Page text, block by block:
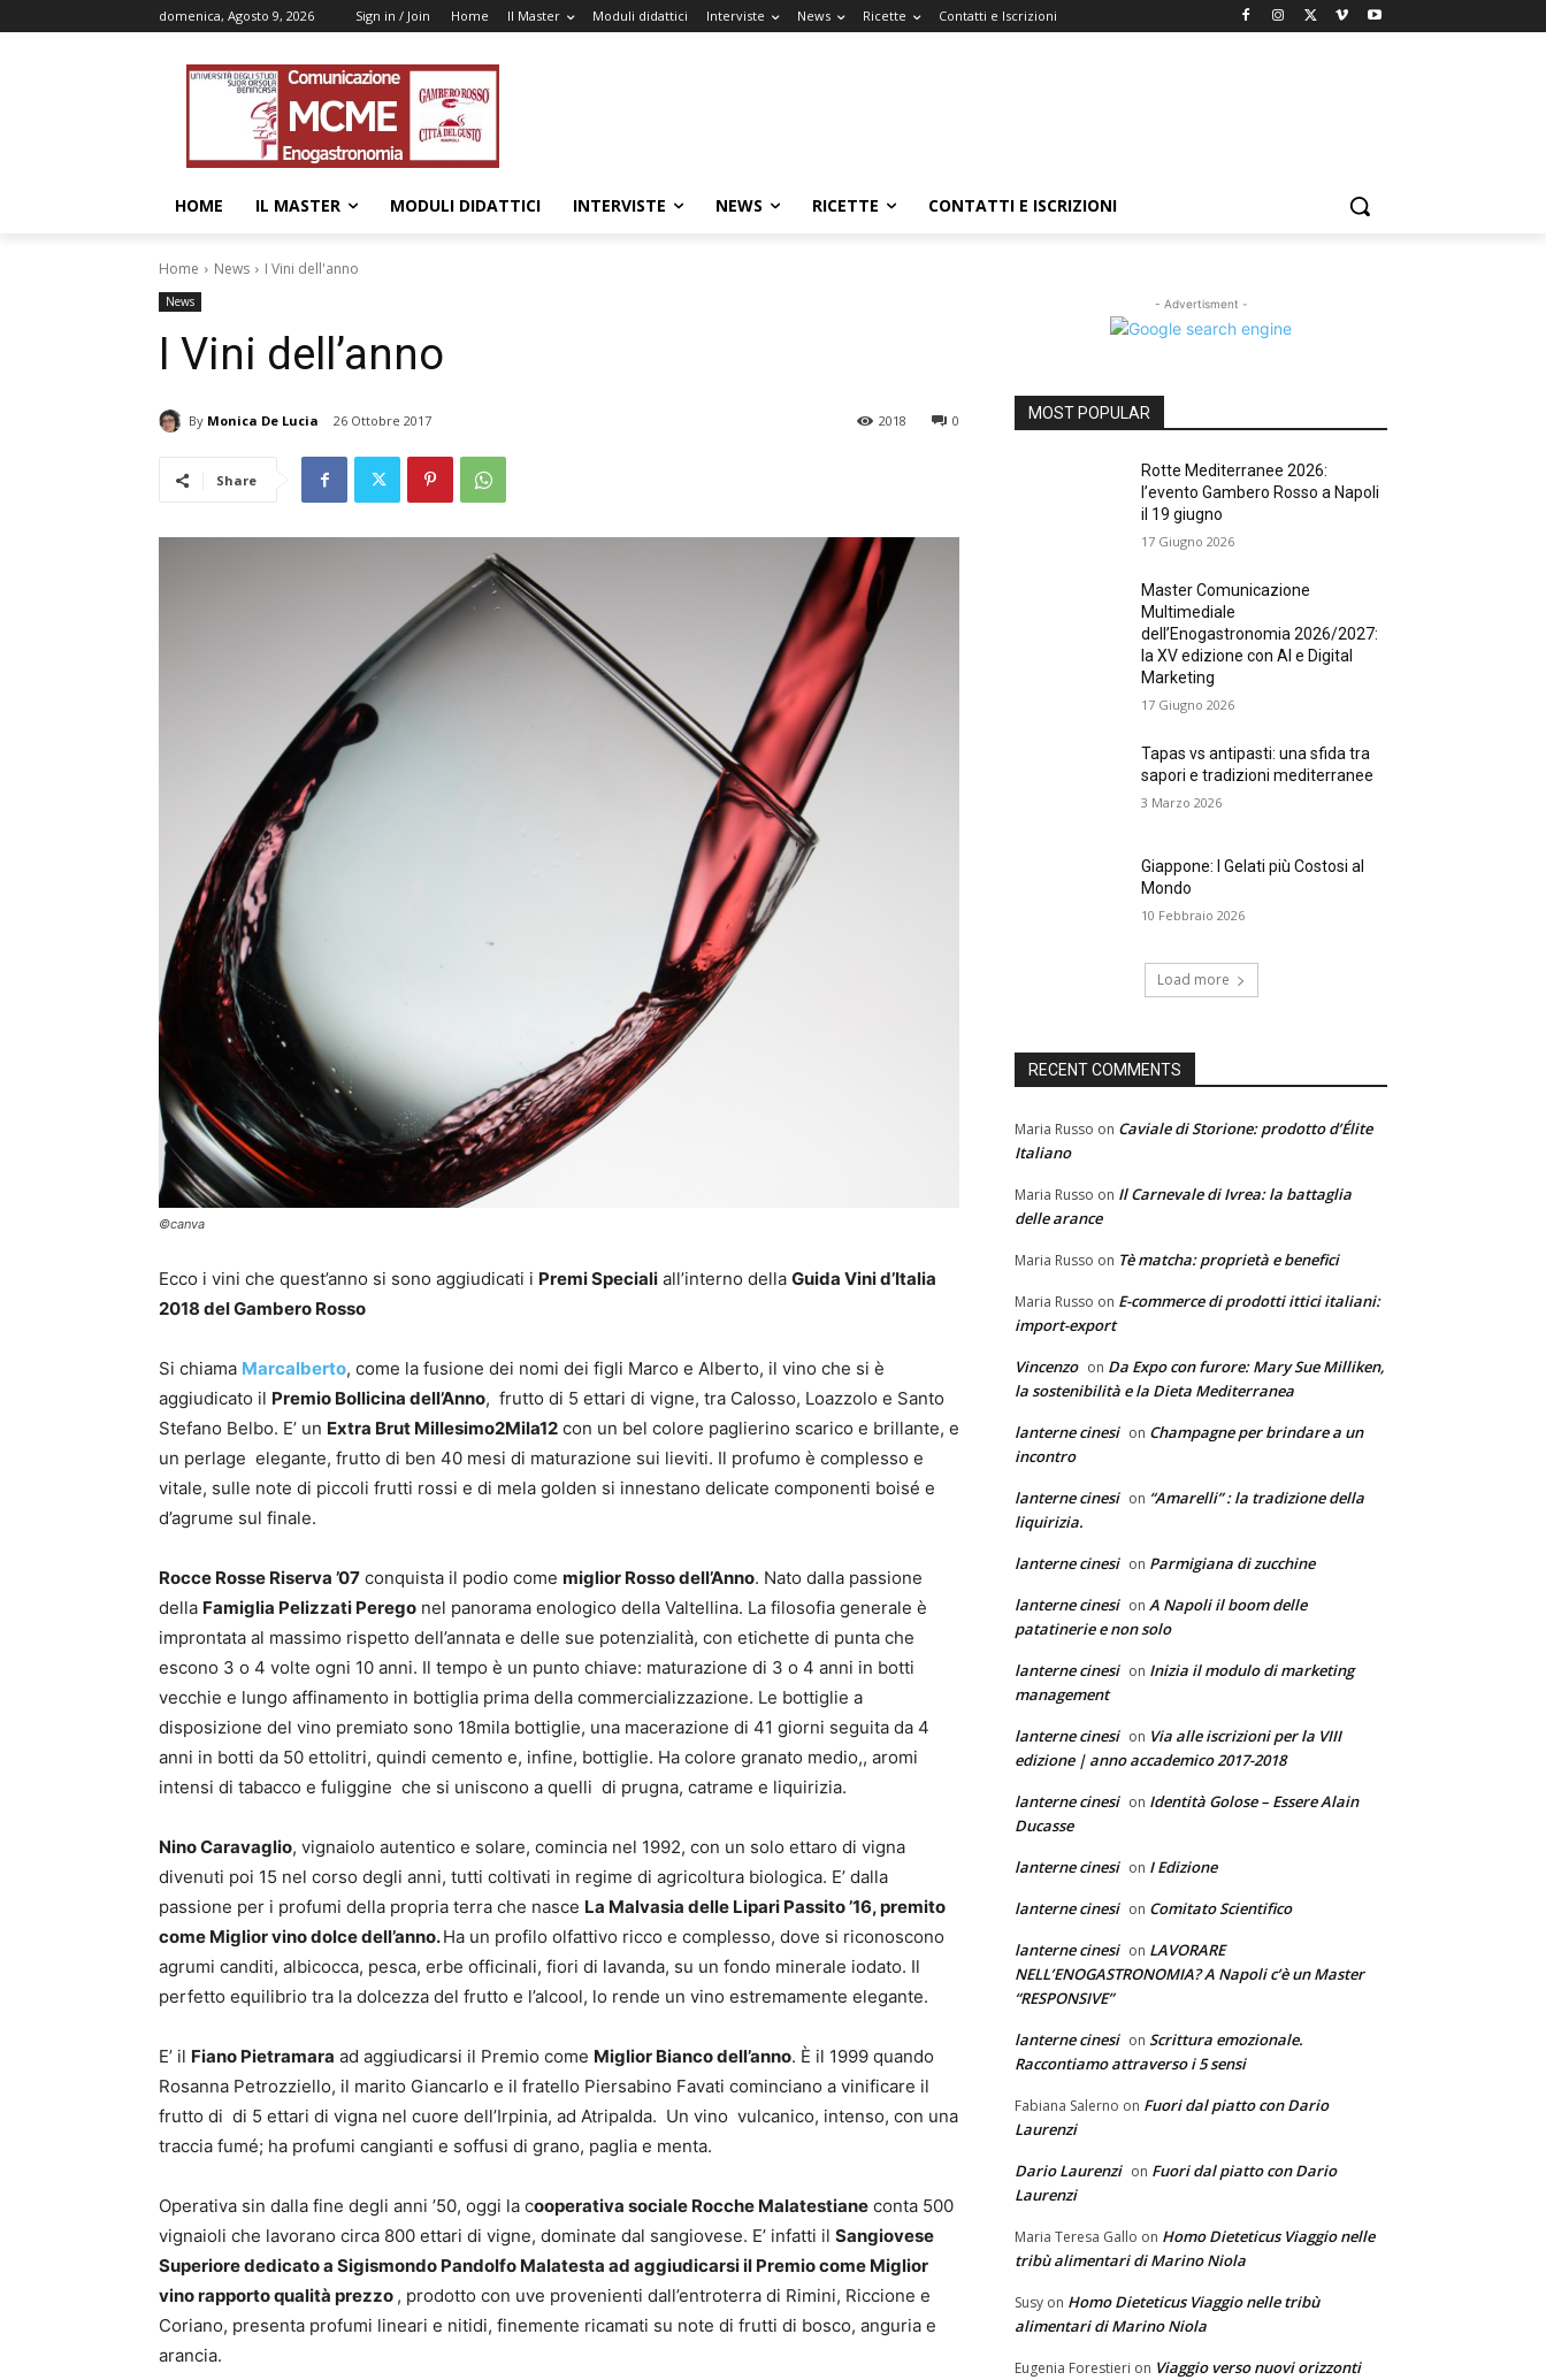
domenica, Agosto 9, 2026 Sign in / Join Home Il Master Moduli didattici Interviste News Ricette Contatti e Iscrizioni
HOME IL MASTER MODULI DIDATTICI INTERVISTE NEWS RICETTE CONTATTI E ISCRIZIONI
Home News I Vini dell'anno
News
I Vini dell’anno
By Monica De Lucia 26 Ottobre 2017 0
2018
Share
©canva
Ecco i vini che quest’anno si sono aggiudicati i Premi Speciali all’interno della Guida Vini d’Italia
2018 del Gambero Rosso
Si chiama Marcalberto, come la fusione dei nomi dei figli Marco e Alberto, il vino che si è
aggiudicato il Premio Bollicina dell’Anno, frutto di 5 ettari di vigne, tra Calosso, Loazzolo e Santo
Stefano Belbo. E’ un Extra Brut Millesimo2Mila12 con un bel colore paglierino scarico e brillante, e
un perlage elegante, frutto di ben 40 mesi di maturazione sui lieviti. Il profumo è complesso e
vitale, sulle note di piccoli frutti rossi e di mela golden si innestano delicate componenti boisé e
d’agrume sul finale.
Rocce Rosse Riserva ’07 conquista il podio come miglior Rosso dell’Anno. Nato dalla passione
della Famiglia Pelizzati Perego nel panorama enologico della Valtellina. La filosofia generale è
improntata al massimo rispetto dell’annata e delle sue potenzialità, con etichette di punta che
escono 3 o 4 volte ogni 10 anni. Il tempo è un punto chiave: maturazione di 3 o 4 anni in botti
vecchie e lungo affinamento in bottiglia prima della commercializzazione. Le bottiglie a
disposizione del vino premiato sono 18mila bottiglie, una macerazione di 41 giorni seguita da 4
anni in botti da 50 ettolitri, quindi cemento e, infine, bottiglie. Ha colore granato medio,, aromi
intensi di tabacco e fuliggine che si uniscono a quelli di prugna, catrame e liquirizia.
Nino Caravaglio, vignaiolo autentico e solare, comincia nel 1992, con un solo ettaro di vigna
divenuti poi 15 nel corso degli anni, tutti coltivati in regime di agricoltura biologica. E’ dalla
passione per i profumi della propria terra che nasce La Malvasia delle Lipari Passito ’16, premito
come Miglior vino dolce dell’anno.Ha un profilo olfattivo ricco e complesso, dove si riconoscono
agrumi canditi, albicocca, pesca, erbe officinali, fiori di lavanda, su un fondo minerale iodato. Il
perfetto equilibrio tra la dolcezza del frutto e l’alcool, lo rende un vino estremamente elegante.
E’ il Fiano Pietramara ad aggiudicarsi il Premio come Miglior Bianco dell’anno. È il 1999 quando
Rosanna Petrozziello, il marito Giancarlo e il fratello Piersabino Favati cominciano a vinificare il
frutto di di 5 ettari di vigna nel cuore dell’Irpinia, ad Atripalda. Un vino vulcanico, intenso, con una
traccia fumé; ha profumi cangianti e soffusi di grano, paglia e menta.
Operativa sin dalla fine degli anni ’50, oggi la cooperativa sociale Rocche Malatestiane conta 500
vignaioli che lavorano circa 800 ettari di vigne, dominate dal sangiovese. E’ infatti il Sangiovese
Superiore dedicato a Sigismondo Pandolfo Malatesta ad aggiudicarsi il Premio come Miglior
vino rapporto qualità prezzo , prodotto con uve provenienti dall’entroterra di Rimini, Riccione e
Coriano, presenta profumi lineari e nitidi, finemente ricamati su note di frutti di bosco, anguria e
arancia.
- Advertisment -
MOST POPULAR
Rotte Mediterranee 2026:
l’evento Gambero Rosso a Napoli
il 19 giugno
17 Giugno 2026
Master Comunicazione
Multimediale
dell’Enogastronomia 2026/2027:
la XV edizione con AI e Digital
Marketing
17 Giugno 2026
Tapas vs antipasti: una sfida tra
sapori e tradizioni mediterranee
3 Marzo 2026
Giappone: I Gelati più Costosi al
Mondo
10 Febbraio 2026
Load more
RECENT COMMENTS
Maria Russo on Caviale di Storione: prodotto d’Élite
Italiano
Maria Russo on Il Carnevale di Ivrea: la battaglia
delle arance
Maria Russo on Tè matcha: proprietà e benefici
Maria Russo on E-commerce di prodotti ittici italiani:
import-export
Vincenzo on Da Expo con furore: Mary Sue Milliken,
la sostenibilità e la Dieta Mediterranea
lanterne cinesi on Champagne per brindare a un
incontro
lanterne cinesi on “Amarelli” : la tradizione della
liquirizia.
lanterne cinesi on Parmigiana di zucchine
lanterne cinesi on A Napoli il boom delle
patatinerie e non solo
lanterne cinesi on Inizia il modulo di marketing
management
lanterne cinesi on Via alle iscrizioni per la VIII
edizione | anno accademico 2017-2018
lanterne cinesi on Identità Golose – Essere Alain
Ducasse
lanterne cinesi on I Edizione
lanterne cinesi on Comitato Scientifico
lanterne cinesi on LAVORARE
NELL’ENOGASTRONOMIA? A Napoli c’è un Master
“RESPONSIVE”
lanterne cinesi on Scrittura emozionale.
Raccontiamo attraverso i 5 sensi
Fabiana Salerno on Fuori dal piatto con Dario
Laurenzi
Dario Laurenzi on Fuori dal piatto con Dario
Laurenzi
Maria Teresa Gallo on Homo Dieteticus Viaggio nelle
tribù alimentari di Marino Niola
Susy on Homo Dieteticus Viaggio nelle tribù
alimentari di Marino Niola
Eugenia Forestieri on Viaggio verso nuovi orizzonti